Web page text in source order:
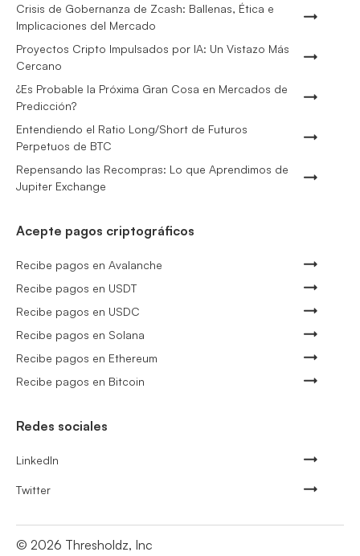
Crisis de Gobernanza de Zcash: Ballenas, Ética e
Implicaciones del Mercado
Proyectos Cripto Impulsados por IA: Un Vistazo Más
Cercano
¿Es Probable la Próxima Gran Cosa en Mercados de
Predicción?
Entendiendo el Ratio Long/Short de Futuros
Perpetuos de BTC
Repensando las Recompras: Lo que Aprendimos de
Jupiter Exchange
Acepte pagos criptográficos
Recibe pagos en Avalanche
Recibe pagos en USDT
Recibe pagos en USDC
Recibe pagos en Solana
Recibe pagos en Ethereum
Recibe pagos en Bitcoin
Redes sociales
LinkedIn
Twitter
© 2026 Thresholdz, Inc